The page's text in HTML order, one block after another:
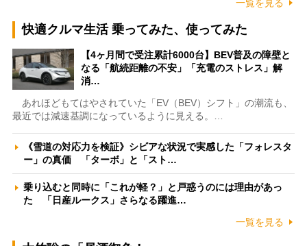
一覧を見る
快適クルマ生活 乗ってみた、使ってみた
【4ヶ月間で受注累計6000台】BEV普及の障壁と
なる「航続距離の不安」「充電のストレス」解
消…
あれほどもてはやされていた「EV（BEV）シフト」の潮流も、
最近では減速基調になっているように見える。…
《雪道の対応力を検証》シビアな状況で実感した「フォレスタ
ー」の真価 「ターボ」と「スト…
乗り込むと同時に「これが軽？」と戸惑うのには理由があっ
た 「日産ルークス」さらなる躍進…
一覧を見る